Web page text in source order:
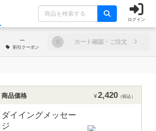
通販ストア ログイン
─
割引 クーポン
0 カート確認・ご注文
商品価格 ¥2,420 （税込）
ダイイングメッセー
ジ